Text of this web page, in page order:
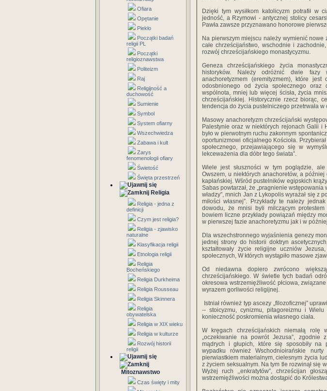
Ofiara
Opętanie
Piekło
Początki badań
religii PL
Początki
religioznawstwa
Politeizm
Raj
Religijność a
duchowość
Sumienie
Symbol
System ofiarny
Wszechwiedza
Zabawa i kult
Zarys
fenomenologii ofiary
Świetość
Święta przestrzeń
Religia
Religia - jedna z
definicji
Czym jest religia?
Religia - zjawisko
naturalne
Klasyfikacja religii
Etnologia religii
Religia
Bocheńskiego
Religia Durkheima
Religia Rousseau
Religia Skinnera
Religia
obywatelska
Religia w XIX wieku
Religia w kulturze
Rozwój historii
religii
Mitoznawstwo
Czas święty i mity
Dzięki tym wysiłkom katolicyzm potrafił w
jedność, a Rzymowi - antycznej stolicy
Pawła zawsze przyznawano honorowe
Na pierwszym miejscu należy wymienić nowe
całe chrześcijaństwo, wschodnie i
rozwój chrześcijańskiego monastycyzmu.
Geneza chrześcijańskiego życia
historyków. Należy odróżnić dwie fazy
anachoretyzmem (eremityzmem), które
odosbnionego od życia społecznego oraz
wspólnota, mniej lub więcej ścisła, życia
chrześcijańskiej. Historycznie rzecz biorąc,
tendencja do życia pustelniczego przetrwała
Masowy anachoretyzm chrześcijański
Palestynie oraz w niektórych rejonach Galii i
było w pierwotnym ruchu zakonnym
oportunizmowi oficjalnego Kościoła.
społecznego, przejawiającego się w
lekceważenia dla dóbr tego świata”.
Wiele jest słuszności w tym poglądzie,
Owszem, u niektórych anachoretów, a
kapłańskiej. Wśród pustelników egipskich
Sabas powtarzał, że „pragnienie wstępowania
władzy”, mnich Jan z Lykopolis wyrażał się z
miłości własnej”. Przykłady te należy
dowodu, że mnisi byli milczącym
bowiem liczne przykłady powiązań między
w pierwszej fazie anachoretyzmu jak i w
Dla wszechstronnego wyjaśnienia genezy
jednej strony do historii doktryn
kształtowały życie religijne uczniów
społecznych, W których wystąpiło masowe
Od niedawna dopiero zwrócono
chrześcijańskiego. W świetle tych badań
okresowa wstrzemięźliwość płciowa,
wyrazem gorliwości religijnej.
Istniał również typ ascezy „filozoficznej”
-- stoicyzmu, cynizmu, pitagoreizmu i Wielu
konieczność poskromienia własnego ciała.
W kręgach chrześcijańskich niemałą rolę
„oczekiwanie na powrót Jezusa”, zgodnie
mądrych i głupich, które się sposobiły na
wypadku również Wschodnioirańskie
pierwiastkiem materialnym, cielesnym życia
z życiem seksualnym. Na tym tle rozwinął się
Wyżej ruch ,,enkratytów”, chrześcijan
wstrzemięźliwości można dostąpić do